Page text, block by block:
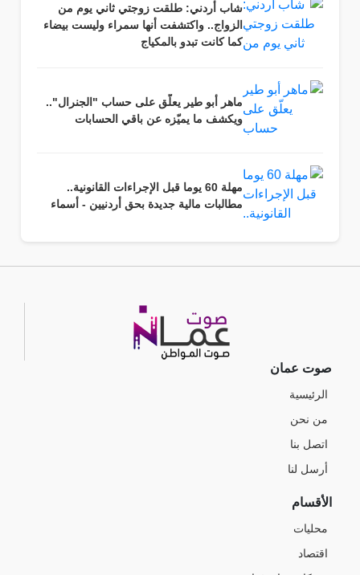
شاب أردني: طلقت زوجتي ثاني يوم من
الزواج.. واكتشفت أنها سمراء وليست بيضاء
كما كانت تبدو بالمكياج
ماهر أبو طير يعلّق على حساب "الجنرال"..
ويكشف ما يميّزه عن باقي الحسابات
مهلة 60 يوما قبل الإجراءات القانونية..
مطالبات مالية جديدة بحق أردنيين - أسماء
صوت عمان
الرئيسية
من نحن
اتصل بنا
أرسل لنا
الأقسام
محليات
اقتصاد